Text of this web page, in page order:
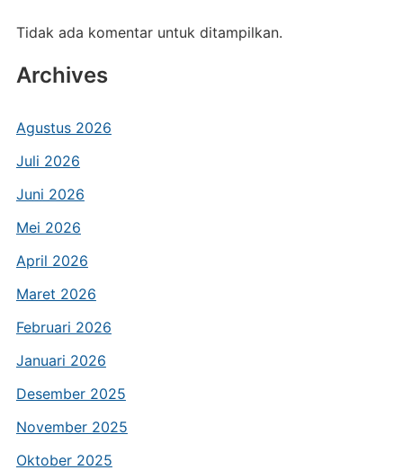
Tidak ada komentar untuk ditampilkan.
Archives
Agustus 2026
Juli 2026
Juni 2026
Mei 2026
April 2026
Maret 2026
Februari 2026
Januari 2026
Desember 2025
November 2025
Oktober 2025